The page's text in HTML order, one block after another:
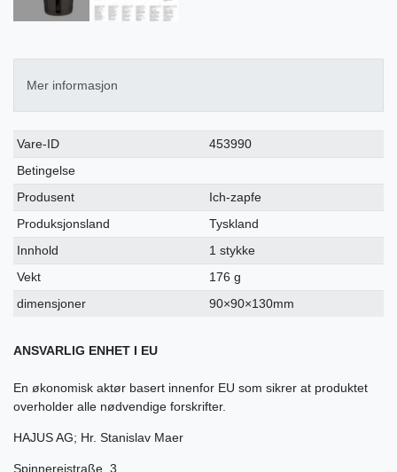
Mer informasjon
Ceres::Template.singleItemTechnicalDataAttribute
Ceres::Template.singleItemTechnicalDataValue
Vare-ID
453990
Betingelse
Produsent
Ich-zapfe
Produksjonsland
Tyskland
Innhold
1 stykke
Vekt
176 g
dimensjoner
90×90×130mm
ANSVARLIG ENHET I EU
En økonomisk aktør basert innenfor EU som sikrer at produktet
overholder alle nødvendige forskrifter.
HAJUS AG; Hr. Stanislav Maer
Spinnereistraße 3